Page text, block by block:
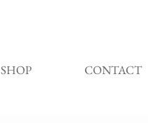
SHOP CONTACT